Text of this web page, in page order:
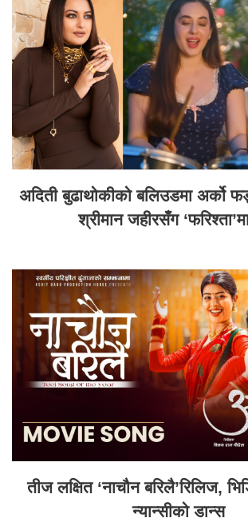
अदिती बुढाथोकीको बलिउडमा अर्को
श्रीमान जहीरसँग
तीज लक्षित ‘नाचौन बरिलै’रिलिज,
न्यान्सीको डान्स